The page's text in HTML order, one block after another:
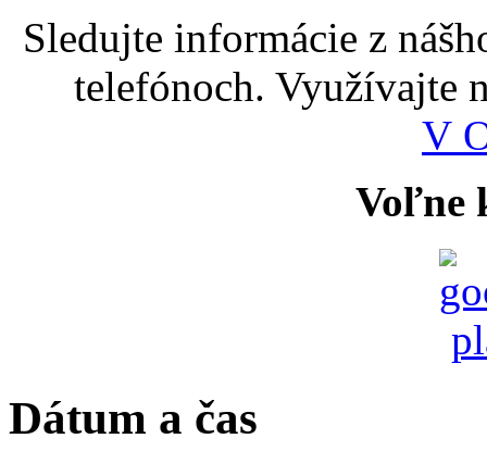
Sledujte informácie z
telefónoch. Využívajte
V
Voľne
Dátum a čas